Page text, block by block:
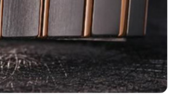
）1层整层（需提前预约）
）1层整层（需提前预约）
17-B（需提前预约）
约）
室（需提前预约）